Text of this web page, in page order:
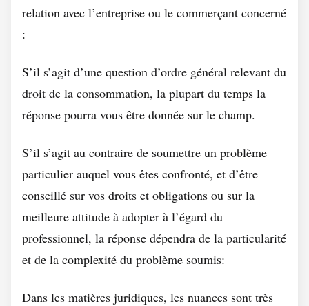
relation avec l’entreprise ou le commerçant concerné
:
S’il s’agit d’une question d’ordre général relevant du
droit de la consommation, la plupart du temps la
réponse pourra vous être donnée sur le champ.
S’il s’agit au contraire de soumettre un problème
particulier auquel vous êtes confronté, et d’être
conseillé sur vos droits et obligations ou sur la
meilleure attitude à adopter à l’égard du
professionnel, la réponse dépendra de la particularité
et de la complexité du problème soumis:
Dans les matières juridiques, les nuances sont très